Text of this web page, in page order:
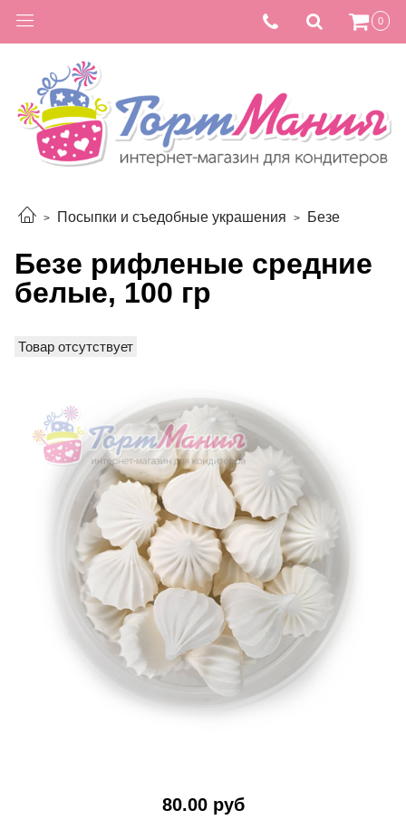
0
Посыпки и съедобные украшения Безе
Безе рифленые средние
белые, 100 гр
Товар отсутствует
80.00 руб